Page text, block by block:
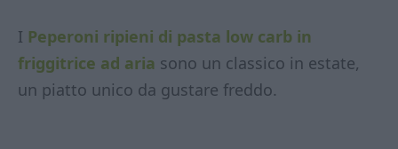
I Peperoni ripieni di pasta low carb in
friggitrice ad aria sono un classico in estate,
un piatto unico da gustare freddo.